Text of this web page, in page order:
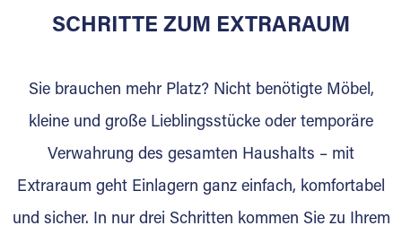
für die Einlagerung von Umzugsgut gebaut
Lagerkunden und Vermietungen.
Ihre Vorteile als Extraraum Partner:
Marktgerechte Preise
Digitale Buchungsplattform
Gewinnung von Neukunden
SCHRITTE ZUM EXTRARAUM
Sie brauchen mehr Platz? Nicht benötigte Möbel,
kleine und große Lieblingsstücke oder temporäre
Verwahrung des gesamten Haushalts – mit
Extraraum geht Einlagern ganz einfach, komfortabel
und sicher. In nur drei Schritten kommen Sie zu Ihrem